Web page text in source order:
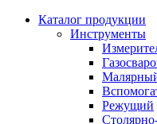
Каталог продукции
Инструменты
Режущий